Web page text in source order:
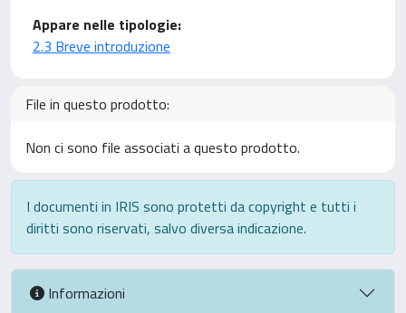
Appare nelle tipologie:
2.3 Breve introduzione
File in questo prodotto:
Non ci sono file associati a questo prodotto.
I documenti in IRIS sono protetti da copyright e tutti i
diritti sono riservati, salvo diversa indicazione.
Informazioni